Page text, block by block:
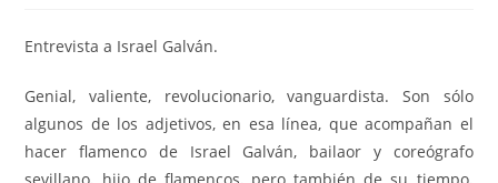
Entrevista a Israel Galván.
Genial, valiente, revolucionario, vanguardista. Son sólo
algunos de los adjetivos, en esa línea, que acompañan el
hacer flamenco de Israel Galván, bailaor y coreógrafo